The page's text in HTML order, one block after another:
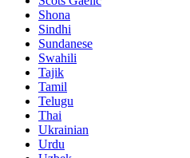
Shona
Sindhi
Sundanese
Swahili
Tajik
Tamil
Telugu
Thai
Ukrainian
Urdu